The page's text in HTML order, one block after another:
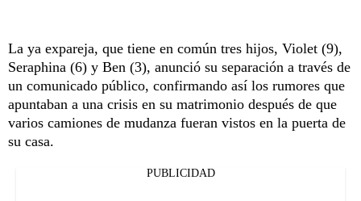
La ya expareja, que tiene en común tres hijos, Violet (9),
Seraphina (6) y Ben (3), anunció su separación a través de
un comunicado público, confirmando así los rumores que
apuntaban a una crisis en su matrimonio después de que
varios camiones de mudanza fueran vistos en la puerta de
su casa.
PUBLICIDAD